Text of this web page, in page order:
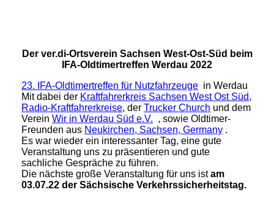
Der ver.di-Ortsverein Sachsen West-Ost-Süd beim
IFA-Oldtimertreffen Werdau 2022
23. IFA-Oldtimertreffen für Nutzfahrzeuge in Werdau
Mit dabei der Kraftfahrerkreis Sachsen West Ost Süd,
Radio-Kraftfahrerkreise, der Trucker Church und dem
Verein Wir in Werdau Süd e.V. , sowie Oldtimer-
Freunden aus Neukirchen, Sachsen, Germany .
Es war wieder ein interessanter Tag, eine gute
Veranstaltung uns zu präsentieren und gute
sachliche Gespräche zu führen.
Die nächste große Veranstaltung für uns istam
03.07.22 der Sächsische Verkehrssicherheitstag.